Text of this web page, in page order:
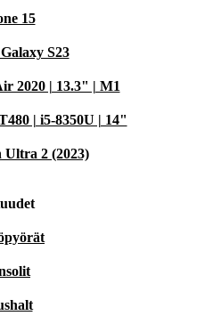
15
S23
2020 | 13.3" | M1
| i5-8350U | 14"
Ultra 2 (2023)